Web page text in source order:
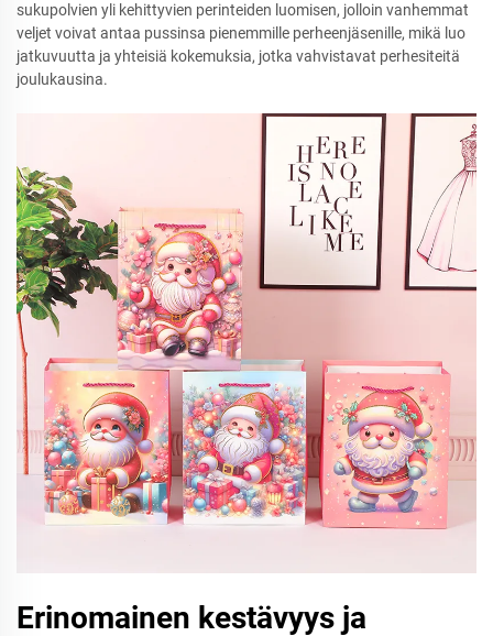
sukupolvien yli kehittyvien perinteiden luomisen, jolloin vanhemmat
veljet voivat antaa pussinsa pienemmille perheenjäsenille, mikä luo
jatkuvuutta ja yhteisiä kokemuksia, jotka vahvistavat perhesiteitä
joulukausina.
Erinomainen kestävyys ja